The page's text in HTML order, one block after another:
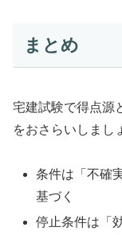
まとめ
宅建試験で得点源
をおさらいしまし
条件は「不確
基づく
停止条件は「